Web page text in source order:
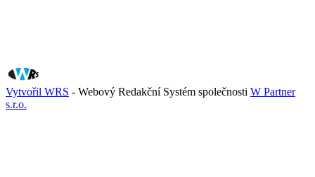
Vytvořil WRS - Webový Redakční Systém společnosti W Partner
s.r.o.